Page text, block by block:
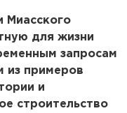
Миасского
для жизни
запросам
из примеров
и
строительство